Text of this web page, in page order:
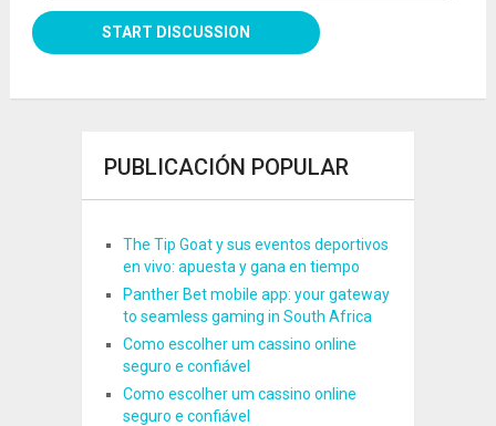
PUBLICACIÓN POPULAR
The Tip Goat y sus eventos deportivos
en vivo: apuesta y gana en tiempo
Panther Bet mobile app: your gateway
to seamless gaming in South Africa
Como escolher um cassino online
seguro e confiável
Como escolher um cassino online
seguro e confiável